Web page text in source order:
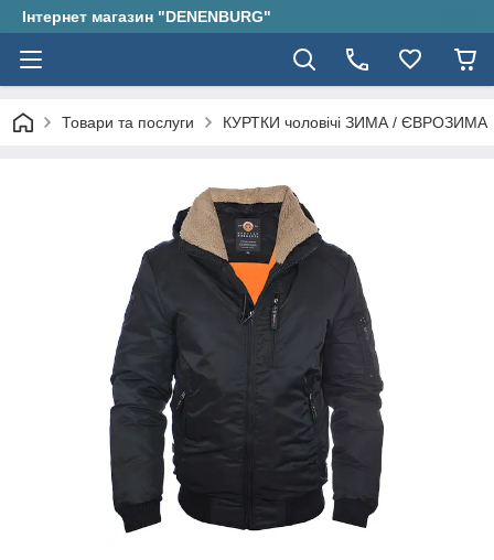
Інтернет магазин "DENENBURG"
Товари та послуги КУРТКИ чоловічі ЗИМА / ЄВРОЗИМА